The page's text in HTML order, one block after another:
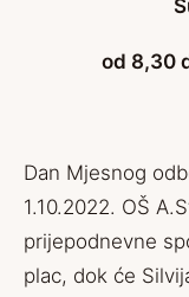
od 8,30
Dan Mjesnog
1.10.2022. OŠ
prijepodnevne
plac, dok će